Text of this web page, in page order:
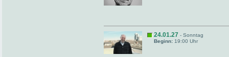
24.01.27 - Sonntag
Beginn: 19:00 Uhr